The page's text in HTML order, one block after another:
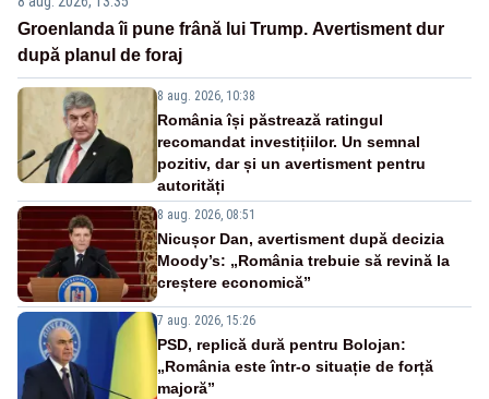
Groenlanda îi pune frână lui Trump. Avertisment dur
după planul de foraj
8 aug. 2026, 10:38
România își păstrează ratingul
recomandat investițiilor. Un semnal
pozitiv, dar și un avertisment pentru
autorități
8 aug. 2026, 08:51
Nicușor Dan, avertisment după decizia
Moody’s: „România trebuie să revină la
creștere economică”
7 aug. 2026, 15:26
PSD, replică dură pentru Bolojan:
„România este într-o situație de forță
majoră”